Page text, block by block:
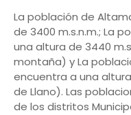
La población de
de 3400 m.s.n.m.; La
una altura de 3440
montaña) y La
encuentra a una
de Llano). Las
de los distritos